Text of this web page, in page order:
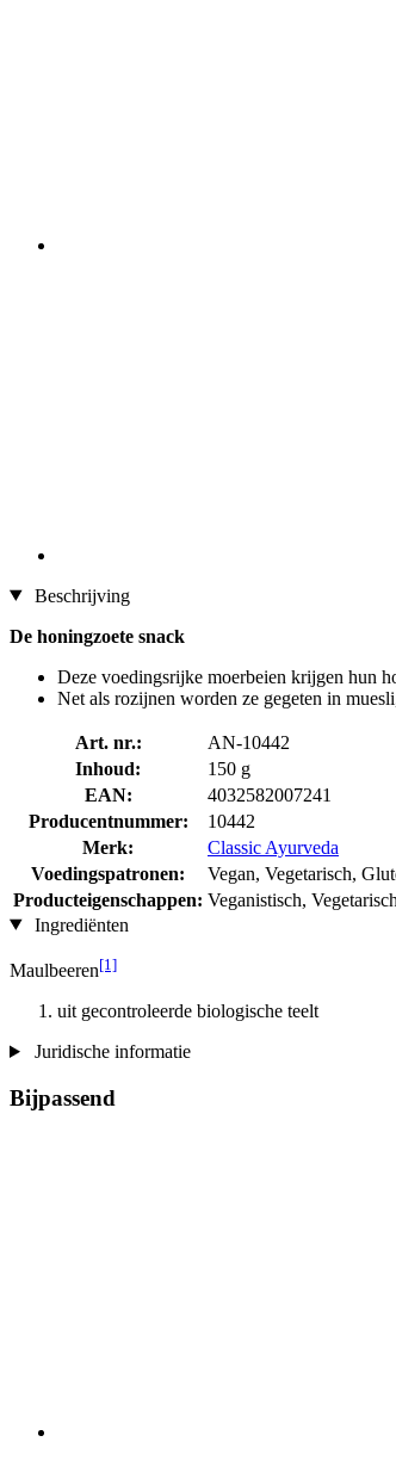
Beschrijving
De honingzoete snack
Deze voedingsrijke moerbeien krijgen hun
Net als rozijnen worden ze gegeten in
Art. nr.:
AN-10442
Inhoud:
150 g
EAN:
4032582007241
Producentnummer:
10442
Merk:
Classic Ayurveda
Voedingspatronen:
Vegan, Vegetarisch,
Producteigenschappen: Veganistisch,
Ingrediënten
Maulbeeren[1]
uit gecontroleerde biologische teelt
Juridische informatie
Bijpassend